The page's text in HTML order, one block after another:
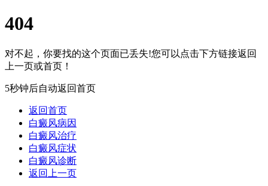
404
对不起，你要找的这个页面已丢失!您可以点击下方链接返回
上一页或首页！
5秒钟后自动返回首页
返回首页
白癜风病因
白癜风治疗
白癜风症状
白癜风诊断
返回上一页